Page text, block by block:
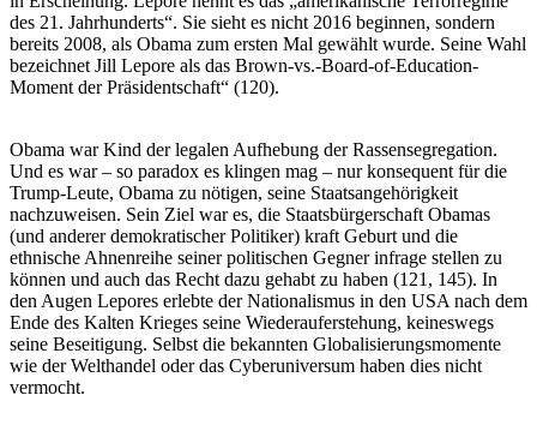
des 21. Jahrhunderts“. Sie sieht es nicht 2016 beginnen, sondern
bereits 2008, als Obama zum ersten Mal gewählt wurde. Seine Wahl
bezeichnet Jill Lepore als das Brown-vs.-Board-of-Education-
Moment der Präsidentschaft“ (120).
Obama war Kind der legalen Aufhebung der Rassensegregation.
Und es war – so paradox es klingen mag – nur konsequent für die
Trump-Leute, Obama zu nötigen, seine Staatsangehörigkeit
nachzuweisen. Sein Ziel war es, die Staatsbürgerschaft Obamas
(und anderer demokratischer Politiker) kraft Geburt und die
ethnische Ahnenreihe seiner politischen Gegner infrage stellen zu
können und auch das Recht dazu gehabt zu haben (121, 145). In
den Augen Lepores erlebte der Nationalismus in den USA nach dem
Ende des Kalten Krieges seine Wiederauferstehung, keineswegs
seine Beseitigung. Selbst die bekannten Globalisierungsmomente
wie der Welthandel oder das Cyberuniversum haben dies nicht
vermocht.